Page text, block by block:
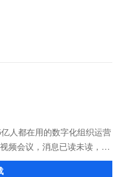
人都在用的数字化组织运营
频会议，消息已读未读，
动办公考勤，审批，钉闪